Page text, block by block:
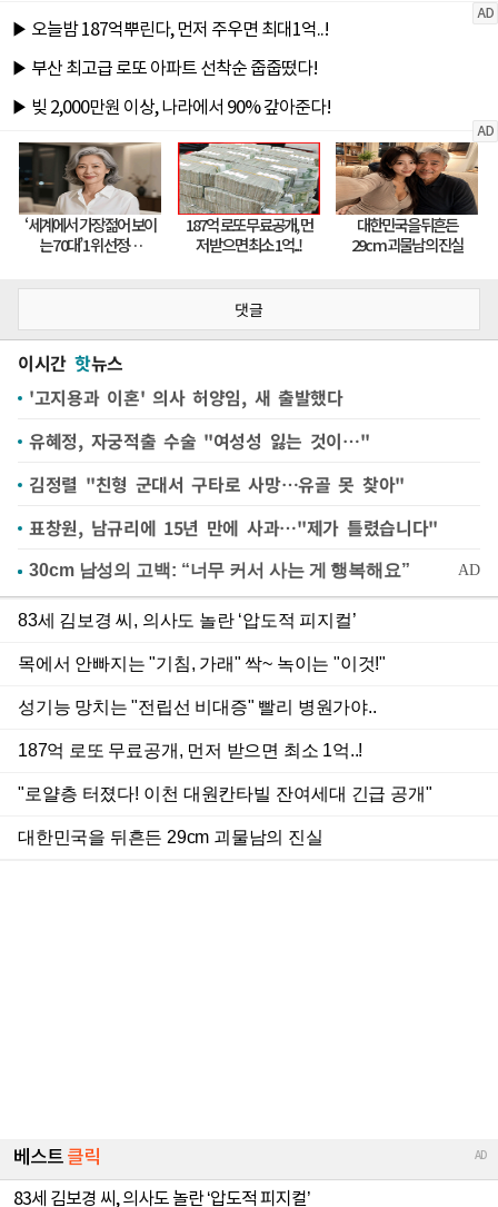
댓글
이시간 핫뉴스
'고지용과 이혼' 의사 허양임, 새 출발했다
유혜정, 자궁적출 수술 "여성성 잃는 것이…"
김정렬 "친형 군대서 구타로 사망…유골 못 찾아"
표창원, 남규리에 15년 만에 사과…"제가 틀렸습니다"